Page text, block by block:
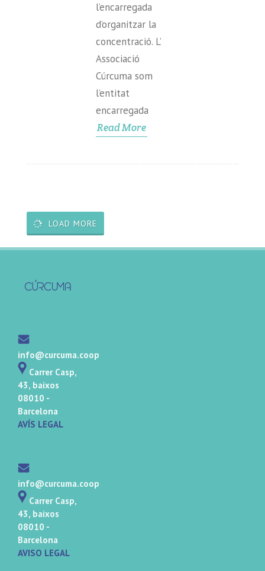
l’encarregada
d’organitzar la
concentració. L’
Associació
Cúrcuma som
l’entitat
encarregada
Read More
LOAD MORE
info@curcuma.coop
Carrer Casp,
43, baixos
08010 -
Barcelona
AVÍS LEGAL
info@curcuma.coop
Carrer Casp,
43, baixos
08010 -
Barcelona
AVISO LEGAL